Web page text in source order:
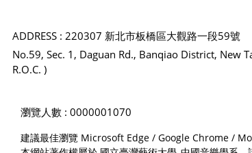
ADDRESS : 220307 新北市板橋區大觀路一段59號
No.59, Sec. 1, Daguan Rd., Banqiao District, New
R.O.C. )
瀏覽人數 : 0000001070
建議最佳瀏覽 Microsoft Edge / Google Chrome /